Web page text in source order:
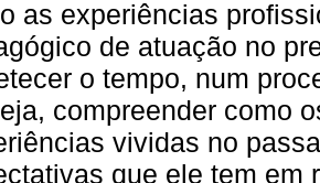
as experiências
de atuação no
o tempo, num
compreender como
vividas no
que ele tem em